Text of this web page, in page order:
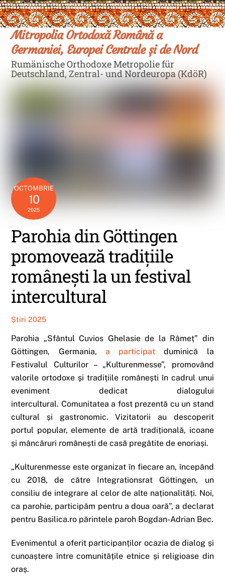
Skip
to
content
Mitropolia Ortodoxă Română a
Germaniei, Europei Centrale și de Nord
Rumänische Orthodoxe Metropolie für
Deutschland, Zentral- und Nordeuropa (KdöR)
OCTOMBRIE
10
2025
Parohia din Göttingen
promovează tradițiile
românești la un festival
intercultural
Știri 2025
Parohia „Sfântul Cuvios Ghelasie de la Râmeț” din
Göttingen, Germania, a participat duminică la
Festivalul Culturilor – „Kulturenmesse”, promovând
valorile ortodoxe și tradițiile românești în cadrul unui
eveniment dedicat dialogului
intercultural. Comunitatea a fost prezentă cu un stand
cultural și gastronomic. Vizitatorii au descoperit
portul popular, elemente de artă tradițională, icoane
și mâncăruri românești de casă pregătite de enoriași.
„Kulturenmesse este organizat în fiecare an, începând
cu 2018, de către Integrationsrat Göttingen, un
consiliu de integrare al celor de alte naționalități. Noi,
ca parohie, participăm pentru a doua oară”, a declarat
pentru Basilica.ro părintele paroh Bogdan-Adrian Bec.
Evenimentul a oferit participanților ocazia de dialog și
cunoaștere între comunitățile etnice și religioase din
oraș.